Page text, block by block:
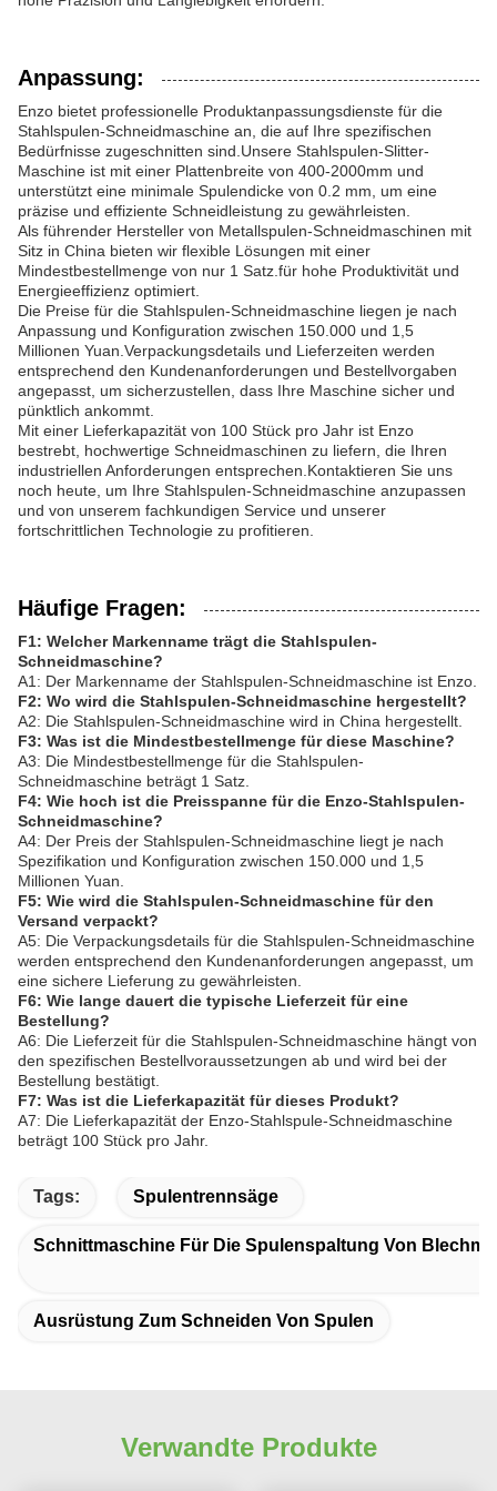
Anpassung:
Enzo bietet professionelle Produktanpassungsdienste für die
Stahlspulen-Schneidmaschine an, die auf Ihre spezifischen
Bedürfnisse zugeschnitten sind.Unsere Stahlspulen-Slitter-
Maschine ist mit einer Plattenbreite von 400-2000mm und
unterstützt eine minimale Spulendicke von 0.2 mm, um eine
präzise und effiziente Schneidleistung zu gewährleisten.
Als führender Hersteller von Metallspulen-Schneidmaschinen mit
Sitz in China bieten wir flexible Lösungen mit einer
Mindestbestellmenge von nur 1 Satz.für hohe Produktivität und
Energieeffizienz optimiert.
Die Preise für die Stahlspulen-Schneidmaschine liegen je nach
Anpassung und Konfiguration zwischen 150.000 und 1,5
Millionen Yuan.Verpackungsdetails und Lieferzeiten werden
entsprechend den Kundenanforderungen und Bestellvorgaben
angepasst, um sicherzustellen, dass Ihre Maschine sicher und
pünktlich ankommt.
Mit einer Lieferkapazität von 100 Stück pro Jahr ist Enzo
bestrebt, hochwertige Schneidmaschinen zu liefern, die Ihren
industriellen Anforderungen entsprechen.Kontaktieren Sie uns
noch heute, um Ihre Stahlspulen-Schneidmaschine anzupassen
und von unserem fachkundigen Service und unserer
fortschrittlichen Technologie zu profitieren.
Häufige Fragen:
F1: Welcher Markenname trägt die Stahlspulen-
Schneidmaschine?
A1: Der Markenname der Stahlspulen-Schneidmaschine ist Enzo.
F2: Wo wird die Stahlspulen-Schneidmaschine hergestellt?
A2: Die Stahlspulen-Schneidmaschine wird in China hergestellt.
F3: Was ist die Mindestbestellmenge für diese Maschine?
A3: Die Mindestbestellmenge für die Stahlspulen-
Schneidmaschine beträgt 1 Satz.
F4: Wie hoch ist die Preisspanne für die Enzo-Stahlspulen-
Schneidmaschine?
A4: Der Preis der Stahlspulen-Schneidmaschine liegt je nach
Spezifikation und Konfiguration zwischen 150.000 und 1,5
Millionen Yuan.
F5: Wie wird die Stahlspulen-Schneidmaschine für den
Versand verpackt?
A5: Die Verpackungsdetails für die Stahlspulen-Schneidmaschine
werden entsprechend den Kundenanforderungen angepasst, um
eine sichere Lieferung zu gewährleisten.
F6: Wie lange dauert die typische Lieferzeit für eine
Bestellung?
A6: Die Lieferzeit für die Stahlspulen-Schneidmaschine hängt von
den spezifischen Bestellvoraussetzungen ab und wird bei der
Bestellung bestätigt.
F7: Was ist die Lieferkapazität für dieses Produkt?
A7: Die Lieferkapazität der Enzo-Stahlspule-Schneidmaschine
beträgt 100 Stück pro Jahr.
Tags: Spulentrennsäge
Schnittmaschine Für Die Spulenspaltung Von
Ausrüstung Zum Schneiden Von Spulen
Verwandte Produkte